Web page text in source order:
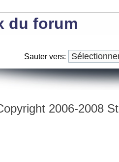
du forum
Sauter vers:
2006-2008